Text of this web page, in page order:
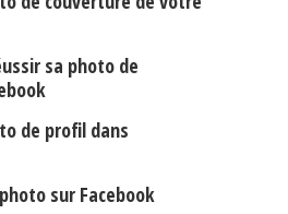
sa photo de
de profil dans
sur Facebook